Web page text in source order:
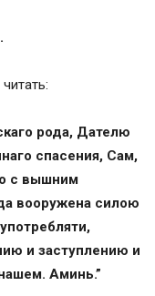
рода, Дателю
спасения, Сам,
с вышним
вооружена силою
и заступлению и
Аминь.”